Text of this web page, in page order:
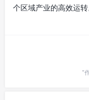
个区域产业的高效运
"